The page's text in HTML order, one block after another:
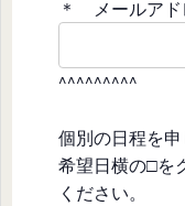
＊ メールアド
^^^^^^^^^
個別の日程を申
希望日横の□を
ください。